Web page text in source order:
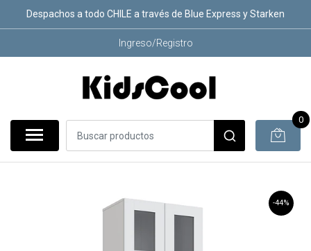
Despachos a todo CHILE a través de Blue Express y Starken
Ingreso/Registro
0
-44%